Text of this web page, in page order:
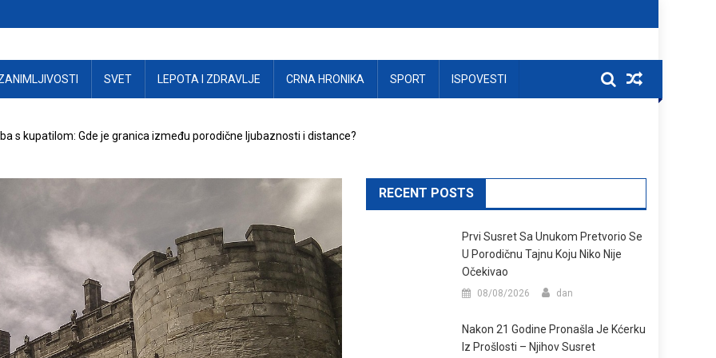
SVET LEPOTA I ZDRAVLJE CRNA HRONIKA SPORT ISPOVESTI
s kupatilom: Gde je granica između porodične ljubaznosti i distance?
RECENT POSTS
Prvi Susret Sa Unukom Pretvorio Se
U Porodičnu Tajnu Koju Niko Nije
Očekivao
08/08/2026 dan
Nakon 21 Godine Pronašla Je Kćerku
Iz Prošlosti – Njihov Susret